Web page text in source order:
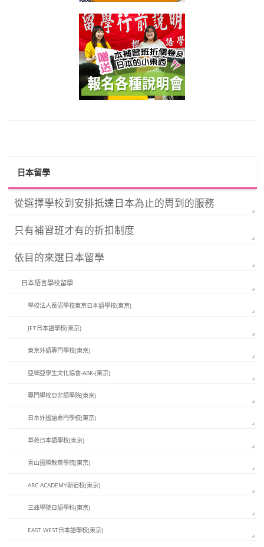
日本留學
從選擇學校到安排抵達日本為止的周到的服務
只有補習班才有的折扣制度
依目的來選日本留學
日本語言學校留學
學校法人長沼學校東京日本語學校(東京)
JET日本語學校(東京)
東京外語專門學校(東京)
亞細亞學生文化協會-ABK-(東京)
專門學校亞非語學院(東京)
日本外國語專門學校(東京)
草苑日本語學校(東京)
青山國際教育學院(東京)
ARC ACADEMY新宿校(東京)
三峰學院日語學科(東京)
EAST WEST日本語學校(東京)